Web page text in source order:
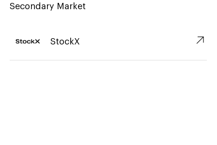
Secondary Market
StockX ↗︎